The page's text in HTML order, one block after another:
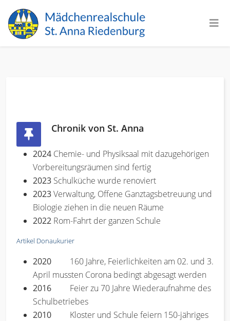
Chronik von St. Anna
2024 Chemie- und Physiksaal mit dazugehörigen
Vorbereitungsräumen sind fertig
2023 Schulküche wurde renoviert
2023Verwaltung, Offene Ganztagsbetreuung und
Biologie ziehen in die neuen Räume
2022 Rom-Fahrt der ganzen Schule
Artikel Donaukurier
2020
160 Jahre, Feierlichkeiten am 02. und 3.
April mussten Corona bedingt abgesagt werden
2016 Feier zu 70 Jahre Wiederaufnahme des
Schulbetriebes
2010 Kloster und Schule feiern 150-jähriges